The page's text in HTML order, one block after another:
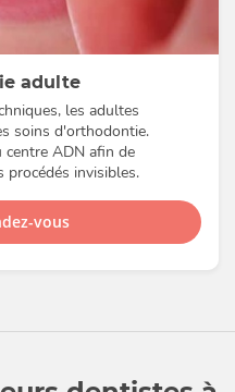
adulte
les adultes
soins d'orthodontie.
centre ADN afin de
invisibles.
vous